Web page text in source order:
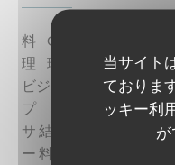
当サイト
ておりま
ッキー利
が
料
理
Cuisine Française
理, グルメ
ビジネスタイ
プ
ビストロ
ストロ
サ
ー
結婚式, グループ,
料, 食べ物とワイン